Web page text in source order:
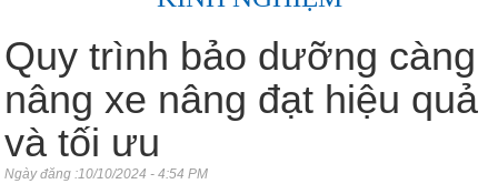
Quy trình bảo dưỡng càng
nâng xe nâng đạt hiệu quả
và tối ưu
Ngày đăng :10/10/2024 - 4:54 PM